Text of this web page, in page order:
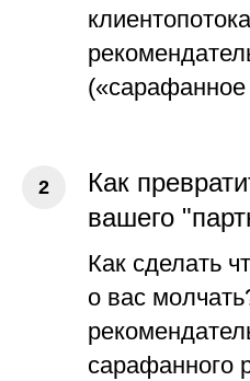
Как
вашего
Как сделать
о вас
сарафанного